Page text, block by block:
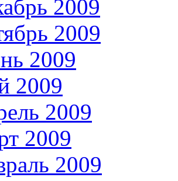
2009
2009
2009
2009
2009
2009
2009